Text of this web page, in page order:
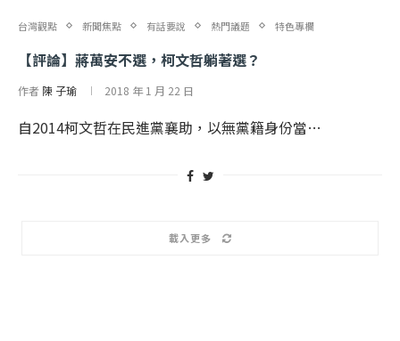
台灣觀點 新聞焦點 有話要說 熱門議題 特色專欄
【評論】蔣萬安不選，柯文哲躺著選？
作者 陳 子瑜 2018 年 1 月 22 日
自2014柯文哲在民進黨襄助，以無黨籍身份當…
載入更多